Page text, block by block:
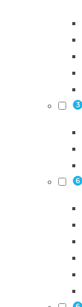
3
6